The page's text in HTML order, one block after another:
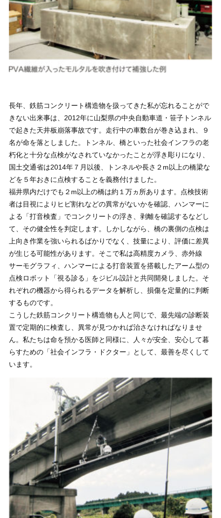
長年、鉄筋コンクリート構造物を扱ってきた私が忘れることがで
きない出来事は、2012年に山梨県の中央自動車道・笹子トンネル
で起きた天井板崩落事故です。走行中の車数台が巻き込まれ、９
名が命を落としました。トンネル、橋といった社会インフラの老
朽化と十分な点検がなされていなかったことが浮き彫りになり、
国土交通省は2014年７月以後、トンネルや長さ２m以上の橋梁な
どを５年おきに点検することを義務付けました。
福井県内だけでも２m以上の橋は約１万ヵ所あります。点検技術
者は目視によりヒビ割れなどの異常がないかを確認、ハンマーに
よる「打音検査」でコンクリートの浮き、剥離を確認するなどし
て、その健全性を判定します。しかしながら、橋の裏側の点検は
上向き作業を強いられるばかりでなく、技量により、評価に差異
が生じる可能性があります。そこで私は高精度カメラ、赤外線
サーモグラフィ、ハンマーによる打音装置を搭載したアーム型の
点検ロボット「視る診る」をジビル設計と共同開発しました。そ
れぞれの機器から得られるデータを解析し、損傷を定量的に判断
するものです。
こうした鉄筋コンクリート構造物も人と同じで、最先端の診断装
置で定期的に検査し、異常が見つかれば治さなければなりませ
ん。私たちは命を預かる医師と同様に、人々が安全、安心して暮
らすための「社会インフラ・ドクター」として、最善を尽くして
います。